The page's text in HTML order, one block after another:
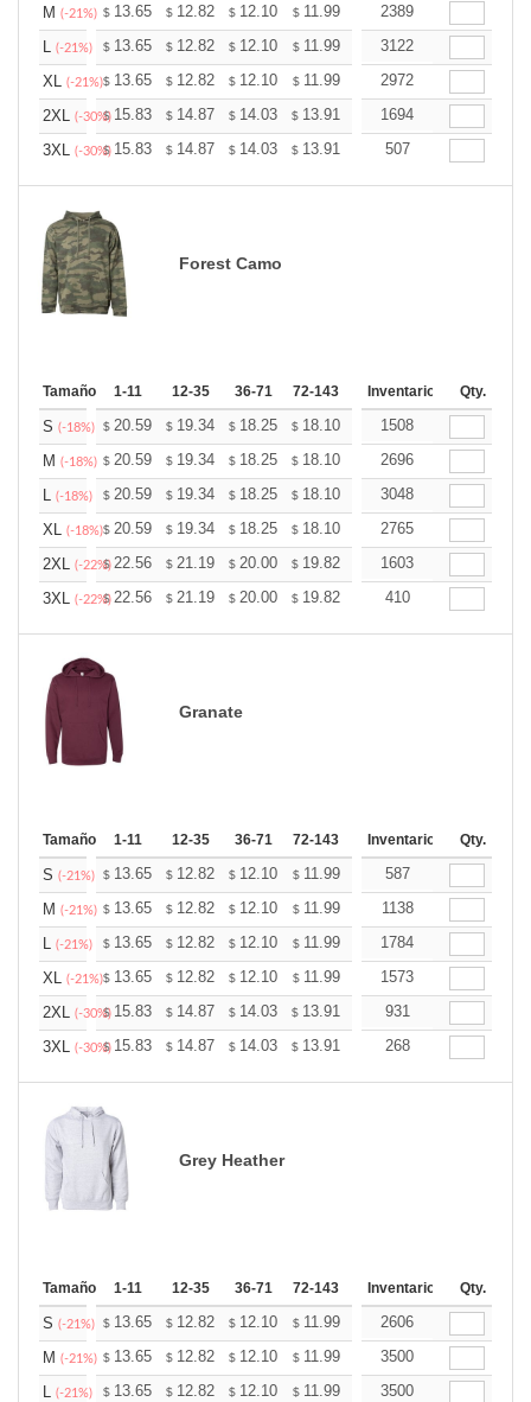
M (-21%) $ 13.65 $ 12.82 $ 12.10 $ 11.99 11.79
2389
L (-21%) $ 13.65 $ 12.82 $ 12.10 $ 11.99 11.79
3122
XL (-21%)$ 13.65 $ 12.82 $ 12.10 $ 11.99 11.79
2972
2XL (-30%)
$ 15.83 $ 14.87 $ 14.03 $ 13.91 13.67
1694
3XL (-30%)
$ 15.83 $ 14.87 $ 14.03 $ 13.91 13.67
507
Forest Camo
Tamaño 1-11 12-35 36-71 72-143 144-287 288 +
Inventario Qty.
S (-18%) $ 20.59 $ 19.34 $ 18.25 $ 18.10 17.78
1508
M (-18%) $ 20.59 $ 19.34 $ 18.25 $ 18.10 17.78
2696
L (-18%) $ 20.59 $ 19.34 $ 18.25 $ 18.10 17.78
3048
XL (-18%)$ 20.59 $ 19.34 $ 18.25 $ 18.10 17.78
2765
2XL (-22%)
$22.56 $ 21.19 $ 20.00 $ 19.82 19.48
1603
3XL (-22%)
$22.56 $ 21.19 $ 20.00 $ 19.82 19.48
410
Granate
Tamaño 1-11 12-35 36-71 72-143 144-287 288 +
Inventario Qty.
S (-21%) $ 13.65 $ 12.82 $ 12.10 $ 11.99 11.79
587
M (-21%) $ 13.65 $ 12.82 $ 12.10 $ 11.99 11.79
1138
L (-21%) $ 13.65 $ 12.82 $ 12.10 $ 11.99 11.79
1784
XL (-21%)$ 13.65 $ 12.82 $ 12.10 $ 11.99 11.79
1573
2XL (-30%)
$ 15.83 $ 14.87 $ 14.03 $ 13.91 13.67
931
3XL (-30%)
$ 15.83 $ 14.87 $ 14.03 $ 13.91 13.67
268
Grey Heather
Tamaño 1-11 12-35 36-71 72-143 144-287 288 +
Inventario Qty.
S (-21%) $ 13.65 $ 12.82 $ 12.10 $ 11.99 11.79
2606
M (-21%) $ 13.65 $ 12.82 $ 12.10 $ 11.99 11.79
3500
L (-21%) $ 13.65 $ 12.82 $ 12.10 $ 11.99 11.79
3500